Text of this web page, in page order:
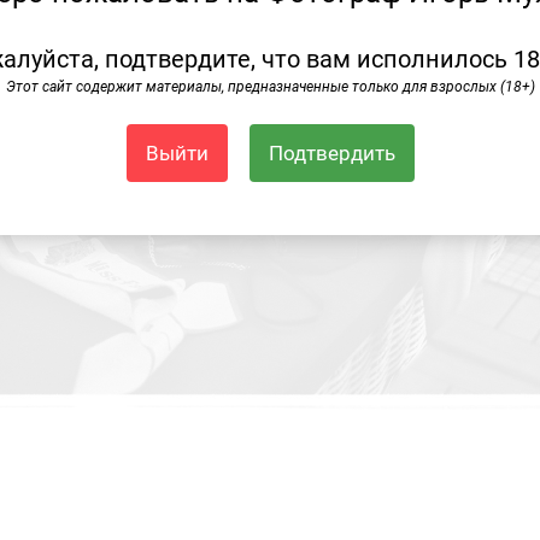
подтвердите, что вам исполнилось
Этот сайт содержит материалы, предназначенные только для взрослых (18+)
Выйти Подтвердить